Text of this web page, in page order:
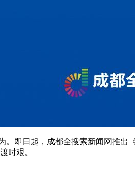
。 即日起，成都全搜索新闻网推出
时艰。